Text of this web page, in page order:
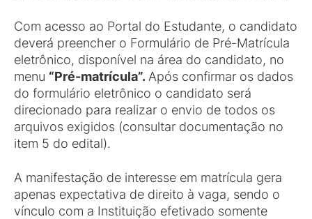
Com acesso ao Portal do Estudante, o candidato
deverá preencher o Formulário de Pré-Matrícula
eletrônico, disponível na área do candidato, no
menu “Pré-matrícula”. Após confirmar os dados
do formulário eletrônico o candidato será
direcionado para realizar o envio de todos os
arquivos exigidos (consultar documentação no
item 5 do edital).
A manifestação de interesse em matrícula gera
apenas expectativa de direito à vaga, sendo o
vínculo com a Instituição efetivado somente